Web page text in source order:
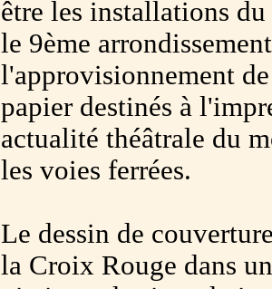
être les installations
le 9ème
l'approvisionnement
papier destinés à
actualité théâtrale du
les voies ferrées.
Le dessin de
la Croix Rouge dans